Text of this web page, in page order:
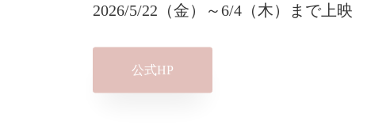
2026/5/22（金）～6/4（木）まで上映
公式HP